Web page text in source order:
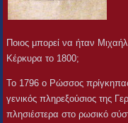
Ποιος μπορεί να ήταν
Κέρκυρα το 1800;
To 1796 o Ρώσσος
γενικός πληρεξούσιος της
πλησιέστερα στο ρωσικό